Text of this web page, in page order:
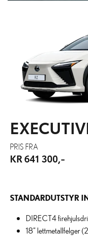
PRIS FRA
KR 641 300,-
STANDARDUTSTYR
DIRECT4
18” lettmetallfelger